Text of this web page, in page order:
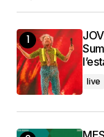
live